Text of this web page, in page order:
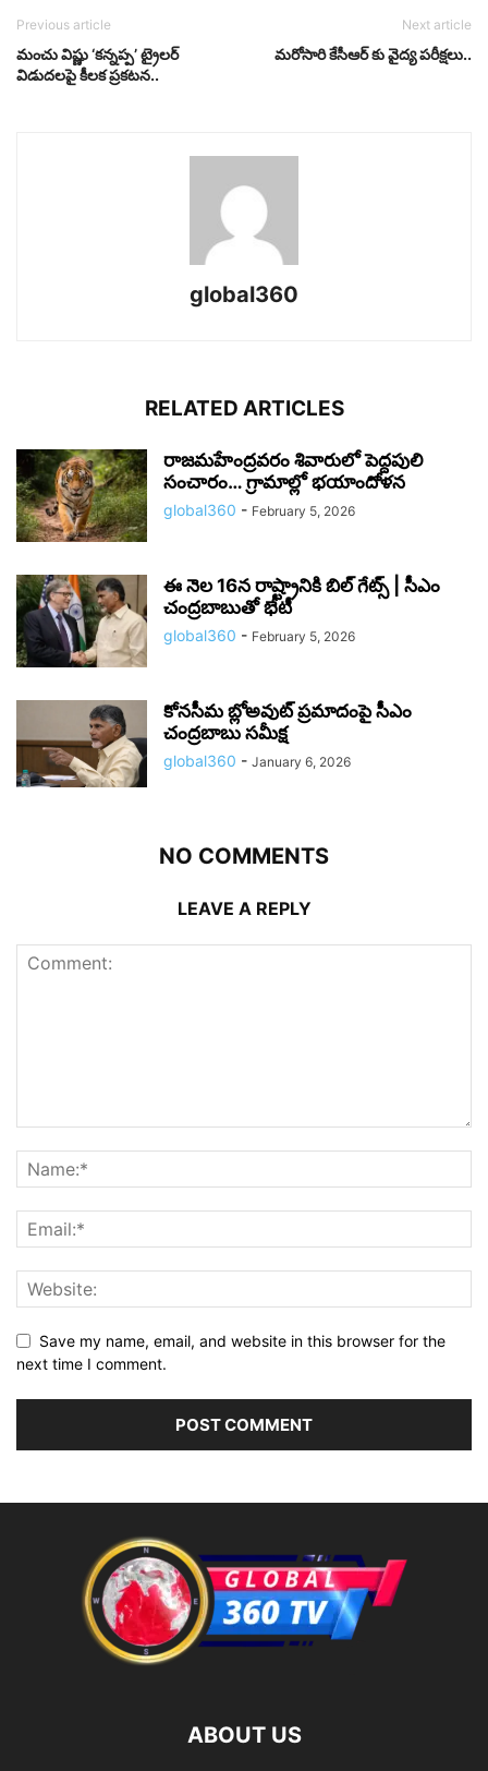
Previous article
మంచు విష్ణు ‘కన్నప్ప’ ట్రైలర్
విడుదలపై కీలక ప్రకటన..
Next article
మరోసారి కేసీఆర్ కు వైద్య పరీక్షలు..
global360
RELATED ARTICLES
రాజమహేంద్రవరం శివారులో పెద్దపులి
సంచారం… గ్రామాల్లో భయాందోళన
global360 - February 5, 2026
ఈ నెల 16న రాష్ట్రానికి బిల్‌ గేట్స్‌ | సీఎం
చంద్రబాబుతో భేటీ
global360 - February 5, 2026
కోనసీమ బ్లోఅవుట్ ప్రమాదంపై సీఎం
చంద్రబాబు సమీక్ష
global360 - January 6, 2026
NO COMMENTS
LEAVE A REPLY
Save my name, email, and website in this browser for the
next time I comment.
ABOUT US